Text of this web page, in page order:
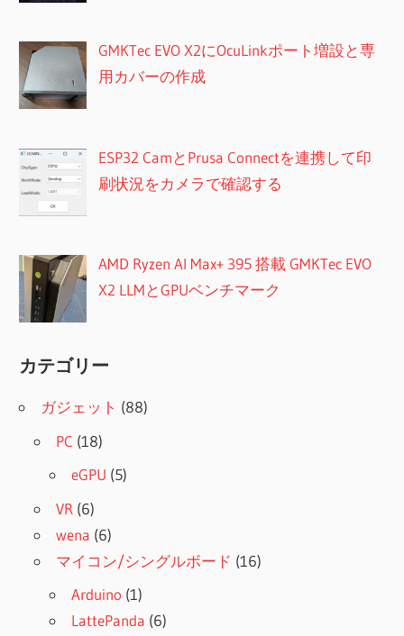
GMKTec EVO X2にOcuLinkポート増設と専
用カバーの作成
ESP32 CamとPrusa Connectを連携して印
刷状況をカメラで確認する
AMD Ryzen AI Max+ 395 搭載 GMKTec EVO
X2 LLMとGPUベンチマーク
カテゴリー
ガジェット (88)
PC (18)
eGPU (5)
VR (6)
wena (6)
マイコン/シングルボード (16)
Arduino (1)
LattePanda (6)